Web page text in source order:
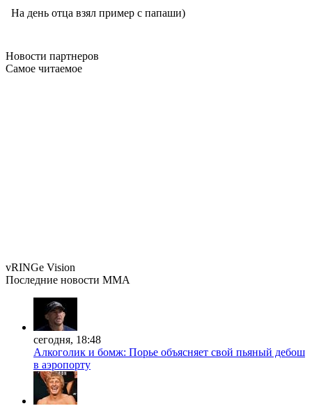
Новости партнеров
Самое читаемое
vRINGe Vision
Последние новости MMA
сегодня, 18:48
Алкоголик и бомж: Порье объясняет свой пьяный дебош
в аэропорту